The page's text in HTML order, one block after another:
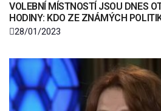
VOLEBNÍ MÍSTNOSTÍ JSOU DNES
HODINY: KDO ZE ZNÁMÝCH
28/01/2023